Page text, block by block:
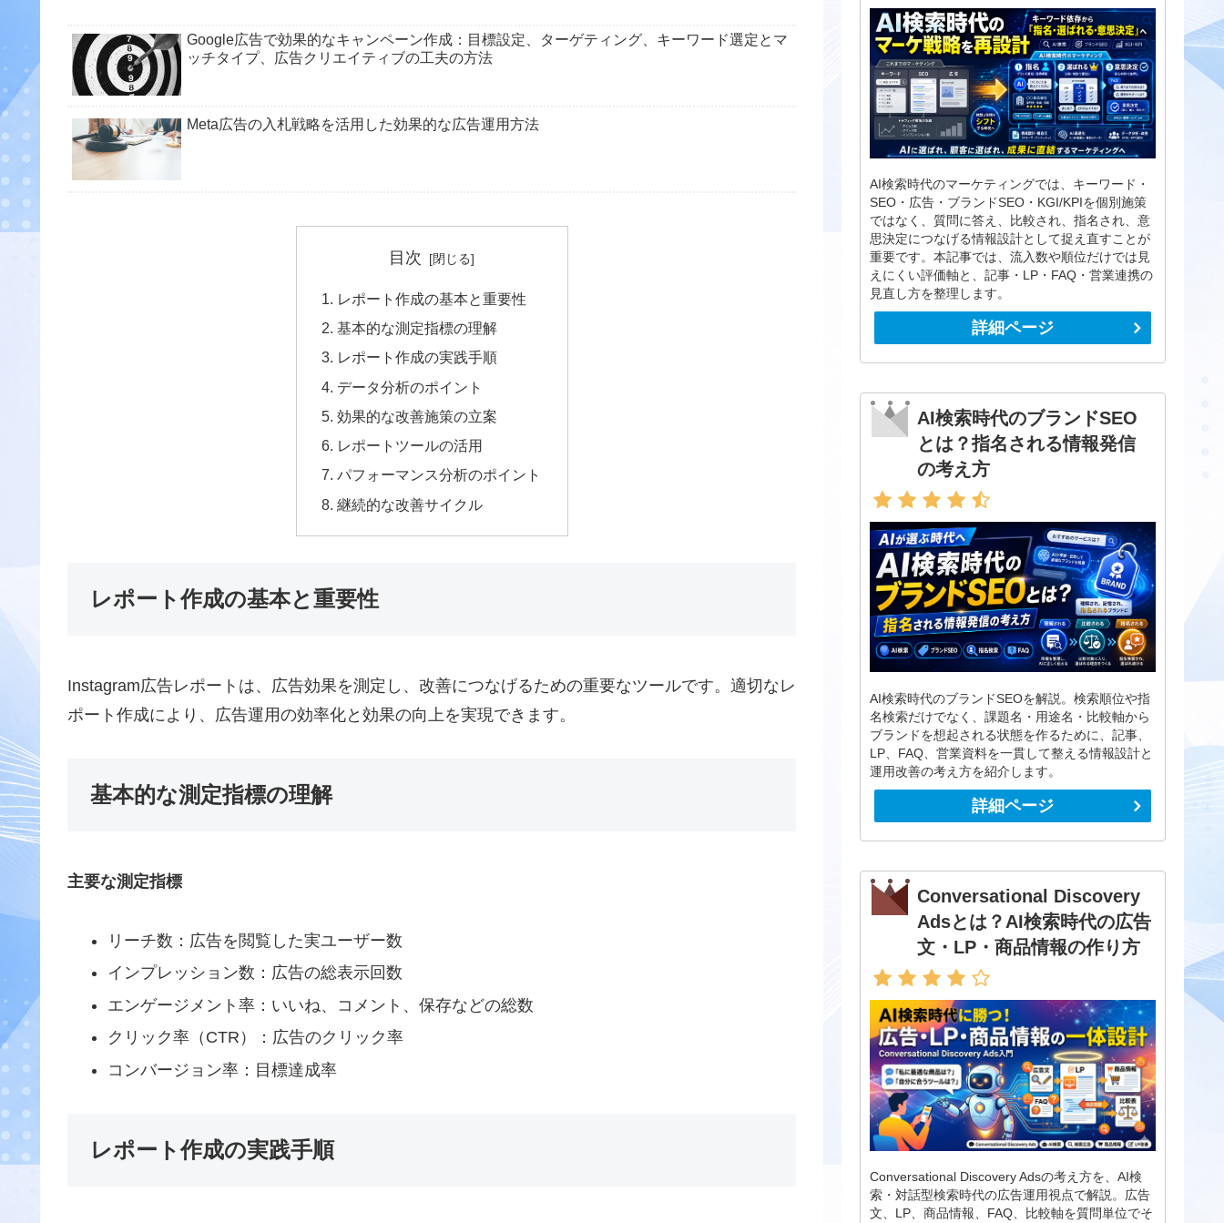
Google広告で効果的なキャンペーン作成：目標設定、ターゲティング、キーワード選定とマ
ッチタイプ、広告クリエイティブの工夫の方法
Meta広告の入札戦略を活用した効果的な広告運用方法
目次
レポート作成の基本と重要性
基本的な測定指標の理解
レポート作成の実践手順
データ分析のポイント
効果的な改善施策の立案
レポートツールの活用
パフォーマンス分析のポイント
継続的な改善サイクル
レポート作成の基本と重要性
Instagram広告レポートは、広告効果を測定し、改善につなげるための重要なツールです。適切なレ
ポート作成により、広告運用の効率化と効果の向上を実現できます。
基本的な測定指標の理解
主要な測定指標
リーチ数：広告を閲覧した実ユーザー数
インプレッション数：広告の総表示回数
エンゲージメント率：いいね、コメント、保存などの総数
クリック率（CTR）：広告のクリック率
コンバージョン率：目標達成率
レポート作成の実践手順
AI検索時代のマーケティングでは、キーワード・
SEO・広告・ブランドSEO・KGI/KPIを個別施策
ではなく、質問に答え、比較され、指名され、意
思決定につなげる情報設計として捉え直すことが
重要です。本記事では、流入数や順位だけでは見
えにくい評価軸と、記事・LP・FAQ・営業連携の
見直し方を整理します。
詳細ページ
AI検索時代のブランドSEO
とは？指名される情報発信
の考え方
AI検索時代のブランドSEOを解説。検索順位や指
名検索だけでなく、課題名・用途名・比較軸から
ブランドを想起される状態を作るために、記事、
LP、FAQ、営業資料を一貫して整える情報設計と
運用改善の考え方を紹介します。
詳細ページ
Conversational Discovery
Adsとは？AI検索時代の広告
文・LP・商品情報の作り方
Conversational Discovery Adsの考え方を、AI検
索・対話型検索時代の広告運用視点で解説。広告
文、LP、商品情報、FAQ、比較軸を質問単位でそ